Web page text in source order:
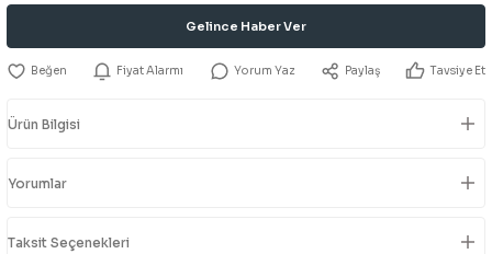
Gelince Haber Ver
Fiyat Alarmı Yorum Yaz Paylaş Tavsiye Et
Ürün Bilgisi
Yorumlar
Taksit Seçenekleri